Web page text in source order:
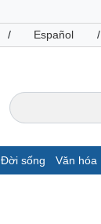
/ Español /
Đời sống Văn hóa